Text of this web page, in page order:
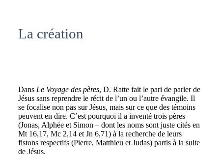
La création
Dans Le Voyage des pères, D. Ratte fait le pari de parler de
Jésus sans reprendre le récit de l’un ou l’autre évangile. Il
se focalise non pas sur Jésus, mais sur ce que des témoins
peuvent en dire. C’est pourquoi il a inventé trois pères
(Jonas, Alphée et Simon – dont les noms sont juste cités en
Mt 16,17, Mc 2,14 et Jn 6,71) à la recherche de leurs
fistons respectifs (Pierre, Matthieu et Judas) partis à la suite
de Jésus.